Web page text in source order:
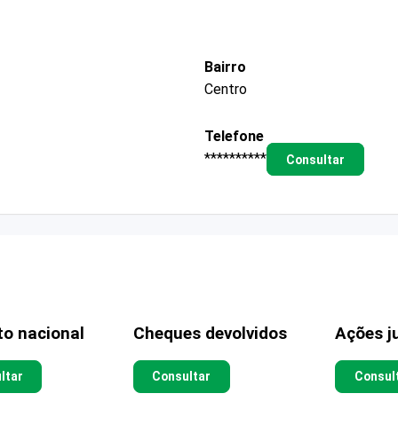
Bairro
Centro
Telefone
**********
Consultar
nacional Cheques devolvidos
Consultar
Ações